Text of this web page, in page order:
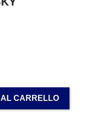
CARRELLO